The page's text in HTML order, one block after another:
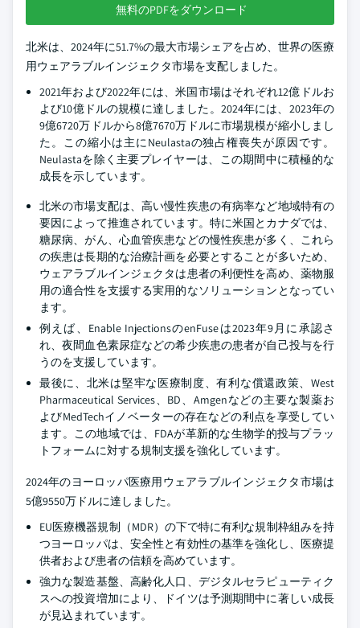
無料のPDFをダウンロード
北米は、2024年に51.7%の最大市場シェアを占め、世界の医療
用ウェアラブルインジェクタ市場を支配しました。
2021年および2022年には、米国市場はそれぞれ12億ドルお
よび10億ドルの規模に達しました。2024年には、2023年の
9億6720万ドルから8億7670万ドルに市場規模が縮小しまし
た。この縮小は主にNeulastaの独占権喪失が原因です。
Neulastaを除く主要プレイヤーは、この期間中に積極的な
成長を示しています。
北米の市場支配は、高い慢性疾患の有病率など地域特有の
要因によって推進されています。特に米国とカナダでは、
糖尿病、がん、心血管疾患などの慢性疾患が多く、これら
の疾患は長期的な治療計画を必要とすることが多いため、
ウェアラブルインジェクタは患者の利便性を高め、薬物服
用の適合性を支援する実用的なソリューションとなってい
ます。
例えば、Enable InjectionsのenFuseは2023年9月に承認さ
れ、夜間血色素尿症などの希少疾患の患者が自己投与を行
うのを支援しています。
最後に、北米は堅牢な医療制度、有利な償還政策、West
Pharmaceutical Services、BD、Amgenなどの主要な製薬お
よびMedTechイノベーターの存在などの利点を享受してい
ます。この地域では、FDAが革新的な生物学的投与プラッ
トフォームに対する規制支援を強化しています。
2024年のヨーロッパ医療用ウェアラブルインジェクタ市場は
5億9550万ドルに達しました。
EU医療機器規制（MDR）の下で特に有利な規制枠組みを持
つヨーロッパは、安全性と有効性の基準を強化し、医療提
供者および患者の信頼を高めています。
強力な製造基盤、高齢化人口、デジタルセラピューティク
スへの投資増加により、ドイツは予測期間中に著しい成長
が見込まれています。